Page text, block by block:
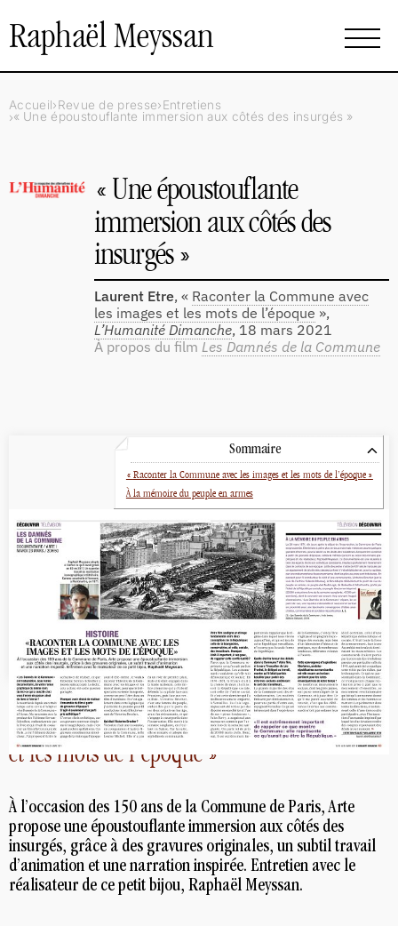
Raphaël Meyssan
Accueil Revue de presse Entretiens
« Une époustouflante immersion aux côtés des insurgés »
« Une époustouflante
immersion aux côtés des
insurgés »
Laurent Etre, « Raconter la Commune avec
les images et les mots de l’époque »,
L’Humanité Dimanche, 18 mars 2021
À propos du film Les Damnés de la Commune
Sommaire
« Raconter la Commune avec les images et les mots de l’époque »
À la mémoire du peuple en armes
«Raconter la Commune avec les images
et les mots de l’époque »
À l’occasion des 150 ans de la Commune de Paris, Arte
propose une époustouflante immersion aux côtés des
insurgés, grâce à des gravures originales, un subtil travail
d’animation et une narration inspirée. Entretien avec le
réalisateur de ce petit bijou, Raphaël Meyssan.